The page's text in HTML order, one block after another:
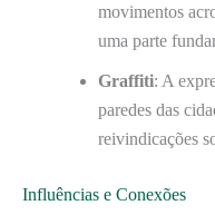
movimentos
uma parte
Graffiti: A
paredes das
reivindicações
Influências e Conexões